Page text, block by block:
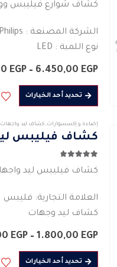
كشاف شوارع فيليبس
الشركة المصنعة : Philips
نوع اللمبة : LED
التطبيق الأساسي:
القوة الفعلية : 70
التدفق…
6.450,00 EGP
–
EGP
تحديد أحد الخياراتهناك
العديد
من
الأشكال
المختلفة
لهذا
يمكن
اختيار
الخيارات
صفحة
إضاءة و إكسسوارات , كشاف ليد واجهات
كشاف فيليبس
كشاف فيليبس ليد
العلامة التجارية: فليبس
كشاف ليد وجهات
مستطيل الشكل
الاضاءة : الابيض – الابيض
1.800,00 EGP
–
EGP
تحديد أحد الخياراتهناك